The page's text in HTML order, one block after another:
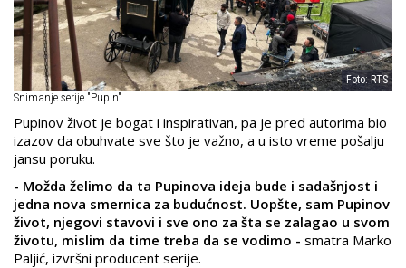
Foto: RTS
Snimanje serije "Pupin"
Pupinov život je bogat i inspirativan, pa je pred autorima bio
izazov da obuhvate sve što je važno, a u isto vreme pošalju
jansu poruku.
- Možda želimo da ta Pupinova ideja bude i sadašnjost i
jedna nova smernica za budućnost. Uopšte, sam Pupinov
život, njegovi stavovi i sve ono za šta se zalagao u svom
životu, mislim da time treba da se vodimo - smatra Marko
Paljić, izvršni producent serije.